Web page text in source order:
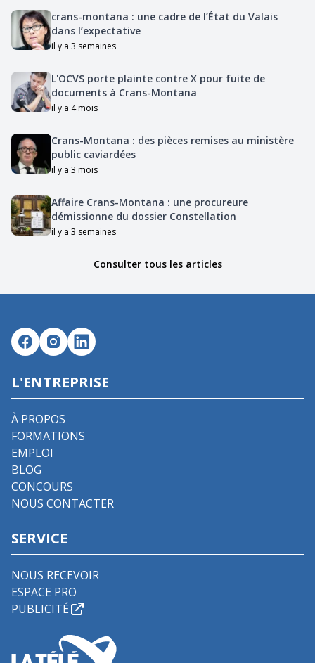
crans-montana : une cadre de l’État du Valais
dans l’expectative
il y a 3 semaines
L'OCVS porte plainte contre X pour fuite de
documents à Crans-Montana
il y a 4 mois
Crans-Montana : des pièces remises au ministère
public caviardées
il y a 3 mois
Affaire Crans-Montana : une procureure
démissionne du dossier Constellation
il y a 3 semaines
Consulter tous les articles
L'ENTREPRISE
À PROPOS
FORMATIONS
EMPLOI
BLOG
CONCOURS
NOUS CONTACTER
SERVICE
NOUS RECEVOIR
ESPACE PRO
PUBLICITÉ